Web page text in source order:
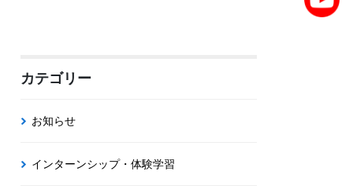
カテゴリー
お知らせ
インターンシップ・体験学習